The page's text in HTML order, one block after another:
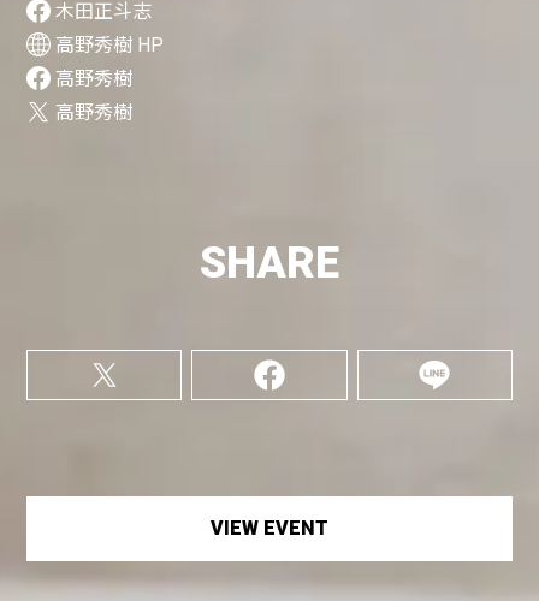
木田正斗志
高野秀樹 HP
高野秀樹
高野秀樹
SHARE
VIEW EVENT